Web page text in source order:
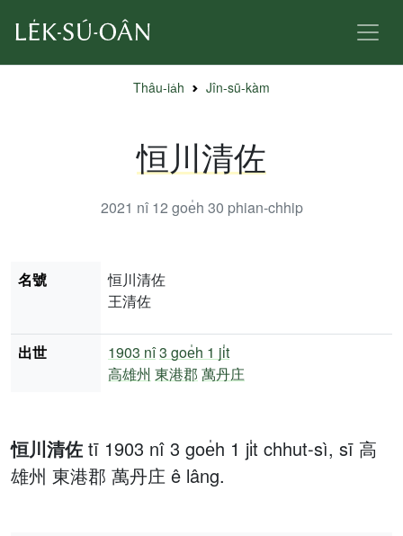
Thâu-ia̍h Jîn-sū-kàm
恒川清佐
2021 nî 12 goe̍h 30 phian-chhip
恒川清佐 tī 1903 nî 3 goe̍h 1 ji̍t chhut-sì, sī 高
雄州 東港郡 萬丹庄 ê lâng.
名號
恒川清佐
王清佐
出世 1903 nî3 goe̍h 1 ji̍t
高雄州 東港郡 萬丹庄